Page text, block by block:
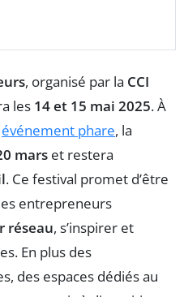
, organisé par la CCI
les 14 et 15 mai 2025. À
événement phare, la
mars et restera
. Ce festival promet d’être
entrepreneurs
réseau, s’inspirer et
En plus des
des espaces dédiés au